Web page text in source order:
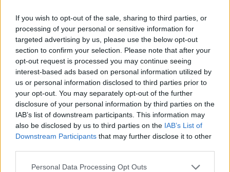
If you wish to opt-out of the sale, sharing to third parties, or
processing of your personal or sensitive information for
targeted advertising by us, please use the below opt-out
section to confirm your selection. Please note that after your
opt-out request is processed you may continue seeing
interest-based ads based on personal information utilized by
us or personal information disclosed to third parties prior to
your opt-out. You may separately opt-out of the further
disclosure of your personal information by third parties on the
IAB’s list of downstream participants. This information may
also be disclosed by us to third parties on the IAB’s List of
Downstream Participants that may further disclose it to other
Personal Data Processing Opt Outs
Till 4 personer behöver du:
4 kycklingfileer
2 pkt bacon
4 dl creme fraiche
1 dl vispgrädde
3 msk kinesisk soja
1 tsk rödavinbärsgele
Toppa med smulad fetaost, strimlad soltorkad tomat +
Gör så här: